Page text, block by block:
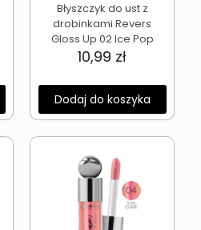
Błyszczyk do ust z
drobinkami Revers
Gloss Up 02 Ice Pop
10,99 zł
Dodaj do koszyka